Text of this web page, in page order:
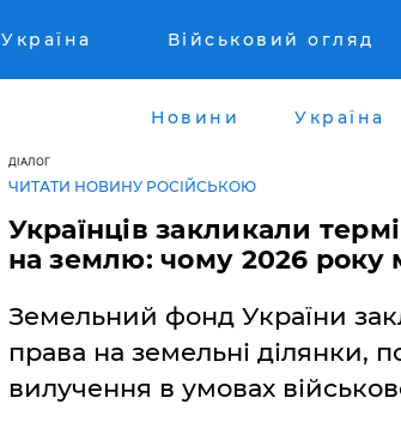
Україна Військовий огляд
Новини Україна
ДІАЛОГ
ЧИТАТИ НОВИНУ РОСІЙСЬКОЮ
​Українців закликали
на землю: чому 2026 року
Земельний фонд України
права на земельні ділянки,
вилучення в умовах